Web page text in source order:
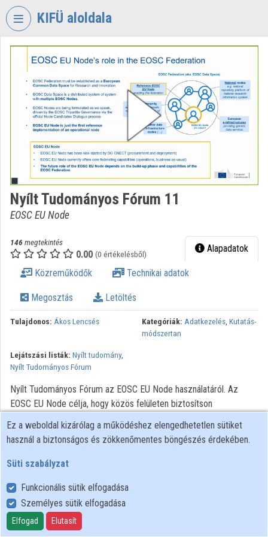
Fejléc kihagyása
KIFÜ aloldala
KORMÁNYZATI
INFORMATIKAI
FEJLESZTÉSI
ÜGYNÖKSÉG
Intézményi kezdőlap
Bejelentkezés
Intézményi felfedezés
Intézményi listák
Intézmények
Közreműködők
Nyílt Tudományos Fórum 11
EOSC EU Node
146 megtekintés
0.00 (0 értékelésből) Alapadatok
Közreműködők Technikai adatok
Megosztás Letöltés
Tulajdonos: Ákos Lencsés Kategóriák: Adatkezelés, Kutatás-
módszertan
Lejátszási listák: Nyílt tudomány,
Nyílt Tudományos Fórum
Nyílt Tudományos Fórum az EOSC EU Node használatáról. Az
EOSC EU Node célja, hogy közös felületen biztosítson
eszközökhöz és eredményekhez.
Felhasználói szabályzat
Adatkezelési tájékoztató
Süti szabályzat
Ez a weboldal kizárólag a működéshez elengedhetetlen sütiket
használ a biztonságos és zökkenőmentes böngészés érdekében.
Süti szabályzat
Funkcionális sütik elfogadása
Személyes sütik elfogadása
Elfogad Elutasít